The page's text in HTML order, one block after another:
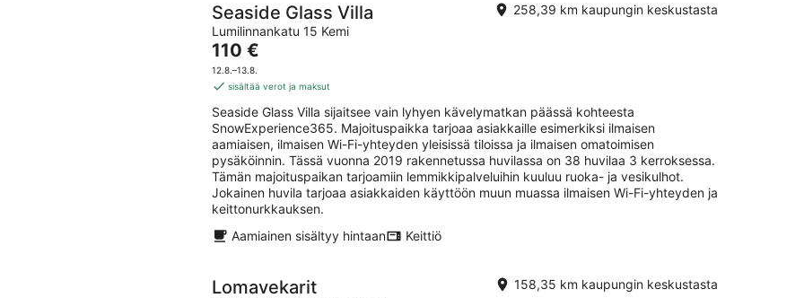
Seaside Glass Villa
Lumilinnankatu 15 Kemi
258,39 km kaupungin keskustasta
Hinta
on
110 €
yö
110 €
12.8.–13.8.
sisältää verot ja maksut
Seaside Glass Villa sijaitsee vain lyhyen kävelymatkan päässä kohteesta
SnowExperience365. Majoituspaikka tarjoaa asiakkaille esimerkiksi ilmaisen
aamiaisen, ilmaisen Wi-Fi-yhteyden yleisissä tiloissa ja ilmaisen omatoimisen
pysäköinnin. Tässä vuonna 2019 rakennetussa huvilassa on 38 huvilaa 3 kerroksessa.
Tämän majoituspaikan tarjoamiin lemmikkipalveluihin kuuluu ruoka- ja vesikulhot.
Jokainen huvila tarjoaa asiakkaiden käyttöön muun muassa ilmaisen Wi-Fi-yhteyden ja
keittonurkkauksen.
Aamiainen sisältyy hintaan
Keittiö
Lomavekarit 158,35 km kaupungin keskustasta